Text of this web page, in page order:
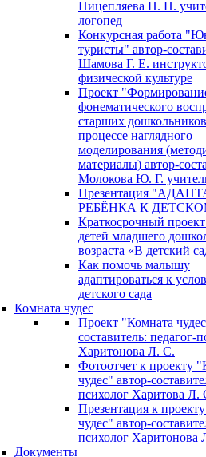
Ницепляева Н. Н.
логопед
Конкурсная работа
туристы" автор-
Шамова Г. Е.
физической культуре
Проект
фонематического
старших
процессе наглядного
моделирования
материалы) автор-
Молокова Ю. Г.
Презентация
РЕБЁНКА К
Краткосрочный
детей младшего
возраста «В детский
Как помочь малышу
адаптироваться к
детского сада
Комната чудес
Проект "Комната
составитель: педагог-
Харитонова Л. С.
Фотоотчет к проекту
чудес" автор-
психолог Харитова Л.
Презентация к
чудес" автор-
психолог Харитонова
Документы